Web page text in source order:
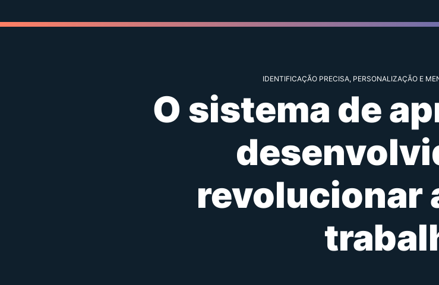
IDENTIFICAÇÃO PRECISA, PERSONALIZAÇÃO E
O sistema de
revolucionar